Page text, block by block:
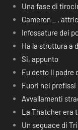
Una fase di
Cameron _ ,
Infossature dei
Ha la struttura a
Si, appunto
Fu detto Il padre
Fuori nei prefissi
Avvallamenti
La Thatcher era
Un seguace di